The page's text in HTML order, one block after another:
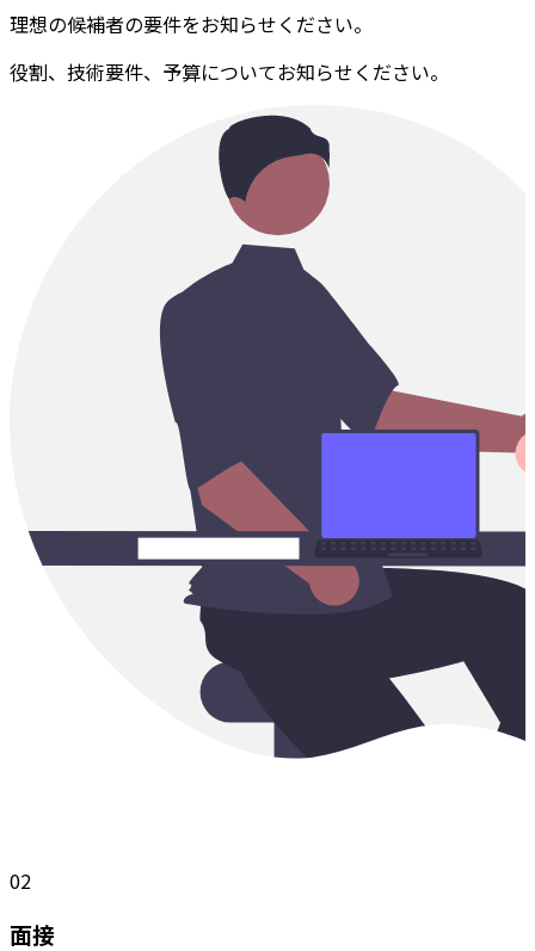
理想の候補者の要件をお知らせください。
役割、技術要件、予算についてお知らせください。
02
面接